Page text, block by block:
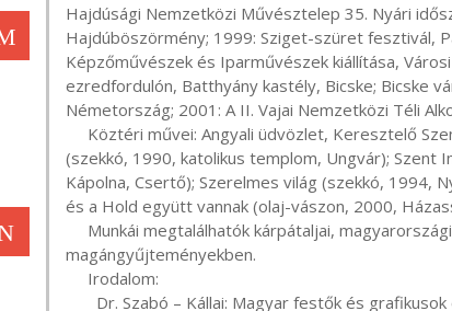
Hajdúsági Nemzetközi Művésztelep 35. Nyári
Hajdúböszörmény; 1999: Sziget-szüret fesztivál,
Képzőművészek és Iparművészek kiállítása,
ezredfordulón, Batthyány kastély, Bicske; Bicske
Németország; 2001: A II. Vajai Nemzetközi Téli
(szekkó, 1990, katolikus templom, Ungvár); Szent
Kápolna, Csertő); Szerelmes világ (szekkó, 1994,
és a Hold együtt vannak (olaj-vászon, 2000,
magángyűjteményekben.